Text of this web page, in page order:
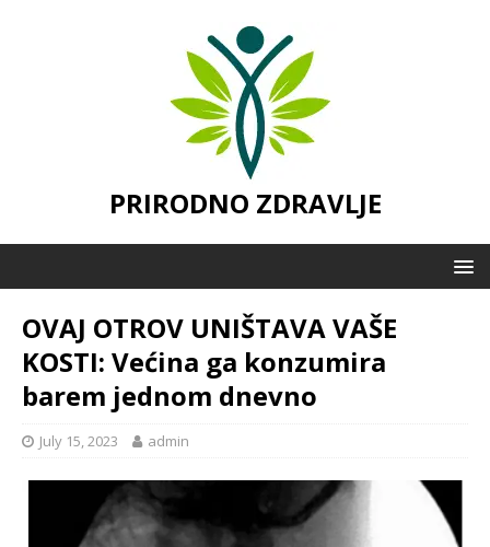
PRIRODNO ZDRAVLJE
OVAJ OTROV UNIŠTAVA VAŠE
KOSTI: Većina ga konzumira
barem jednom dnevno
July 15, 2023 admin